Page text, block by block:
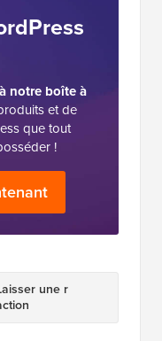
notre boîte à
et de
que tout
!
une r